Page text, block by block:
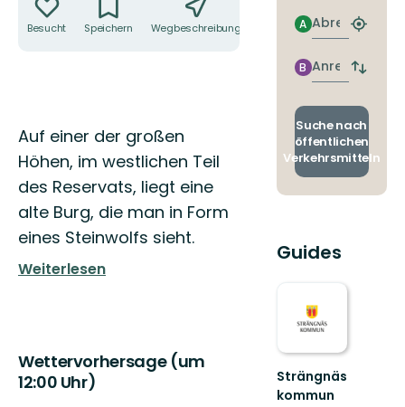
Besucht Speichern Wegbeschreibung
Beschreibung
Auf einer der großen
Höhen, im westlichen Teil
des Reservats, liegt eine
alte Burg, die man in Form
eines Steinwolfs sieht.
Weiterlesen
Wettervorhersage (um
12:00 Uhr)
Abreise
A
finden
Anreise
B
Suche nach
öffentlichen
Verkehrsmitteln
Guides
Strängnäs
kommun